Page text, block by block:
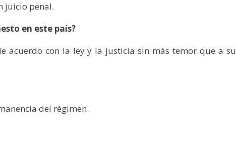
juicio penal.
en este país?
acuerdo con la ley y la justicia sin más temor que a su
del régimen.